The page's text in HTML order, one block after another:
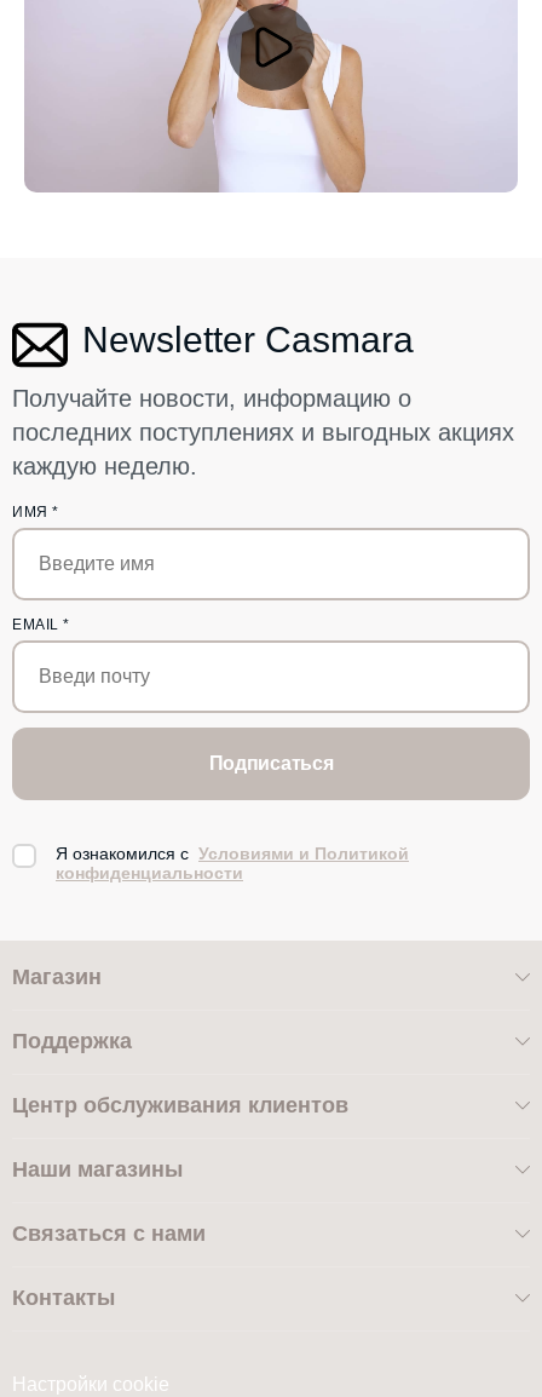
Newsletter Casmara
Получайте новости, информацию о
последних поступлениях и выгодных акциях
каждую неделю.
ИМЯ *
EMAIL *
Подписаться
Я ознакомился с Условиями и Политикой
конфиденциальности
Магазин
Поддержка
Центр обслуживания клиентов
Наши магазины
Связаться с нами
Контакты
Настройки cookie